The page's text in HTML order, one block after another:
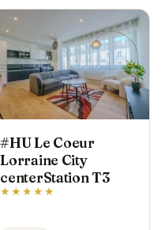
#HU Le Coeur
Lorraine City
centerStation T3
★★★★★